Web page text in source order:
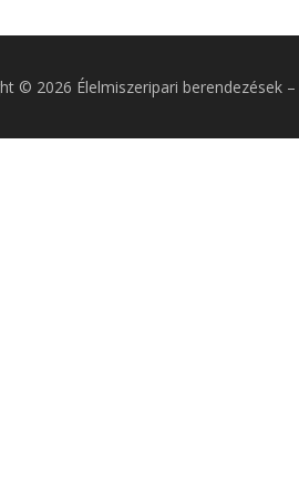
© 2026 Élelmiszeripari berendezések –